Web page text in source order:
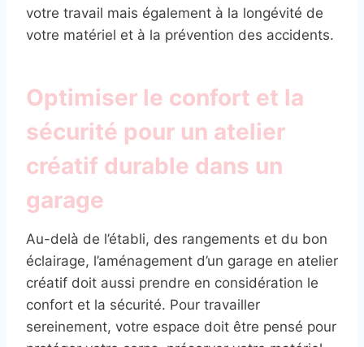
votre travail mais également à la longévité de
votre matériel et à la prévention des accidents.
Optimiser le confort et la
sécurité pour un atelier
créatif durable dans un
garage
Au-delà de l’établi, des rangements et du bon
éclairage, l’aménagement d’un garage en atelier
créatif doit aussi prendre en considération le
confort et la sécurité. Pour travailler
sereinement, votre espace doit être pensé pour